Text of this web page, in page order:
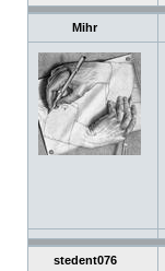
Mihr
stedent076